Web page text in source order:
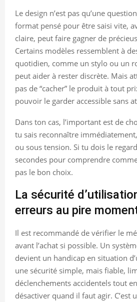
Le design n’est pas qu’une
format pensé pour être saisi vite,
claire, peut faire gagner de
Certains modèles ressemblent à
quotidien, comme un stylo ou un
peut aider à rester discrète. Mais
pas de “cacher” le produit à tout
pouvoir le garder accessible sans
Dans ton cas, l’important est de
tu sais reconnaître
ou sous tension. Si tu dois le
secondes pour comprendre
pas le bon choix.
La sécurité
erreurs au pire
Il est recommandé de vérifier le
avant l’achat si possible. Un
devient un handicap en situation
une sécurité simple, mais fiable,
déclenchements accidentels tout
désactiver quand il faut agir. C’est